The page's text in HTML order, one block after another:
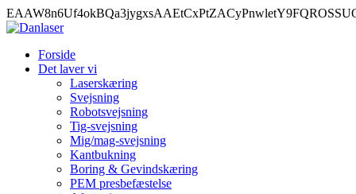
Forside
Det laver vi
Laserskæring
Svejsning
Robotsvejsning
Tig-svejsning
Mig/mag-svejsning
Kantbukning
Boring & Gevindskæring
PEM presbefæstelse